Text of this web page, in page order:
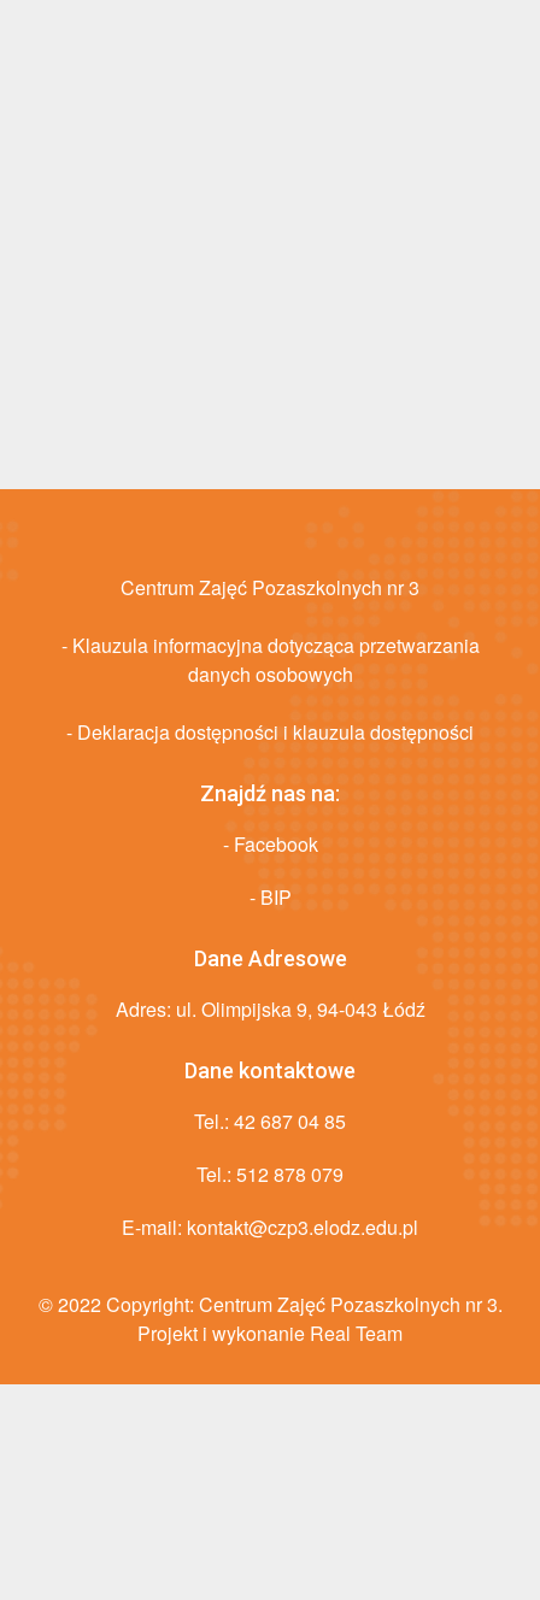
Centrum Zajęć Pozaszkolnych nr 3
- Klauzula informacyjna dotycząca przetwarzania
danych osobowych
- Deklaracja dostępności i klauzula dostępności
Znajdź nas na:
- Facebook
- BIP
Dane Adresowe
Adres: ul. Olimpijska 9, 94-043 Łódź
Dane kontaktowe
Tel.: 42 687 04 85
Tel.: 512 878 079
E-mail: kontakt@czp3.elodz.edu.pl
© 2022 Copyright: Centrum Zajęć Pozaszkolnych nr 3.
Projekt i wykonanie Real Team